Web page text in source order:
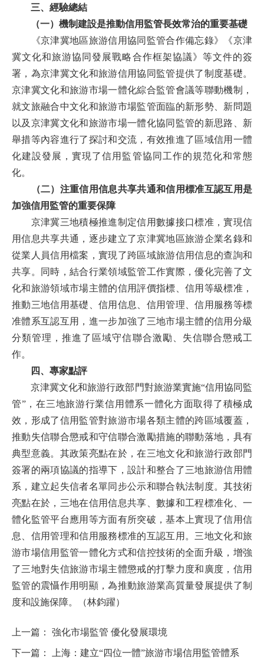
三、經驗總結
（一）機制建設是推動信用監管長效常治的重要基礎
《京津冀地區旅游信用協同監管合作備忘錄》《京津
冀文化和旅游協同發展戰略合作框架協議》等文件的簽
署，為京津冀文化和旅游信用協同監管提供了制度基礎。
京津冀文化和旅游市場一體化綜合監管會議等聯動機制，
就文旅融合中文化和旅游市場監管面臨的新形勢、新問題
以及京津冀文化和旅游市場一體化協同監管的新思路、新
舉措等內容進行了探討和交流，有效推進了區域信用一體
化建設發展，實現了信用監管協同工作的規范化和常態
化。
（二）注重信用信息共享共通和信用標准互認互用是
加強信用監管的重要保障
京津冀三地積極推進制定信用數據接口標准，實現信
用信息共享共通，逐步建立了京津冀地區旅游企業名錄和
從業人員信用檔案，實現了跨區域旅游信用信息的查詢和
共享。同時，結合行業領域監管工作實際，優化完善了文
化和旅游領域市場主體的信用評價指標、信用等級標准，
推動三地信用基礎、信用信息、信用管理、信用服務等標
准體系互認互用，進一步加強了三地市場主體的信用分級
分類管理，推進了區域守信聯合激勵、失信聯合懲戒工
作。
四、專家點評
京津冀文化和旅游行政部門對旅游業實施“信用協同監
管”，在三地旅游行業信用體系一體化方面取得了積極成
效，形成了信用監管對旅游市場各類主體的跨區域覆蓋，
推動失信聯合懲戒和守信聯合激勵措施的聯動落地，具有
典型意義。其政策亮點在於，在三地文化和旅游行政部門
簽署的兩項協議的指導下，設計和整合了三地旅游信用體
系，建立起失信者名單同步公示和聯合執法制度。其技術
亮點在於，三地在信用信息共享、數據和工程標准化、一
體化監管平台應用等方面有所突破，基本上實現了信用信
息、信用管理和信用服務標准的互認互用。三地文化和旅
游市場信用監管一體化方式和信控技術的全面升級，增強
了三地對失信旅游市場主體懲戒的打擊力度和廣度，信用
監管的震懾作用明顯，為推動旅游業高質量發展提供了制
度和設施保障。（林鈞躍）
上一篇： 強化市場監管 優化發展環境
下一篇： 上海：建立“四位一體”旅游市場信用監管體系